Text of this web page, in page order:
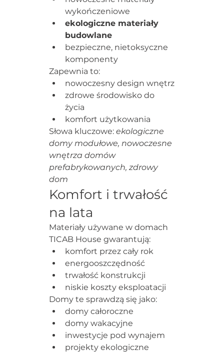
wykończeniowe
ekologiczne materiały
budowlane
bezpieczne, nietoksyczne
komponenty
Zapewnia to:
nowoczesny design wnętrz
zdrowe środowisko do
życia
komfort użytkowania
Słowa kluczowe: ekologiczne
domy modułowe, nowoczesne
wnętrza domów
prefabrykowanych, zdrowy
dom
Komfort i trwałość
na lata
Materiały używane w domach
TICAB House gwarantują:
komfort przez cały rok
energooszczędność
trwałość konstrukcji
niskie koszty eksploatacji
Domy te sprawdzą się jako:
domy całoroczne
domy wakacyjne
inwestycje pod wynajem
projekty ekologiczne